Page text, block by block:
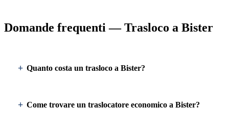
Domande frequenti — Trasloco a Bister
Quanto costa un trasloco a Bister?
Come trovare un traslocatore economico a Bister?